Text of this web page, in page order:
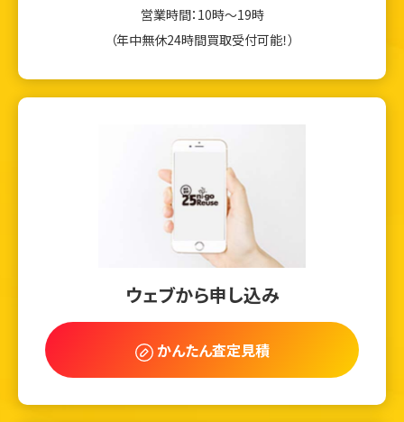
営業時間：10時～19時
（年中無休24時間買取受付可能！）
ウェブから申し込み
かんたん査定見積